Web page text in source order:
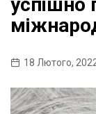
18 Лютого,